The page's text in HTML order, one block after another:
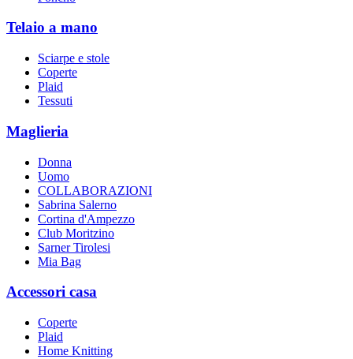
Telaio a mano
Sciarpe e stole
Coperte
Plaid
Tessuti
Maglieria
Donna
Uomo
COLLABORAZIONI
Sabrina Salerno
Cortina d'Ampezzo
Club Moritzino
Sarner Tirolesi
Mia Bag
Accessori casa
Coperte
Plaid
Home Knitting